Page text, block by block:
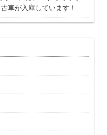
車が入庫しています！